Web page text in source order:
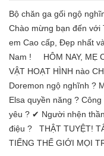
Bộ chăn ga gối ngộ
Chào mừng bạn đến với
em Cao cấp, Đẹp nhất
Nam ! HÔM NAY, MẸ
VẬT HOẠT HÌNH nào
Doremon ngộ nghĩnh ?
Elsa quyền năng ?
yêu ? ✔ Người nhện
điệu ? THẬT TUYỆT!
TIẾNG THẾ GIỚI MỌI